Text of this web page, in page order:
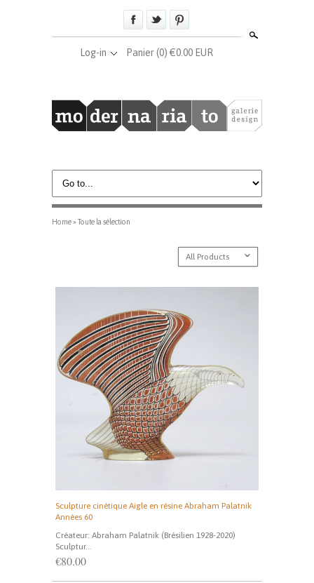
Log-in Panier(0) €0.00 EUR
Home» Toute la sélection
All Products ˇ
Sculpture cinétique Aigle en résine Abraham Palatnik
Années 60
Créateur: Abraham Palatnik (Brésilien 1928-2020)
Sculptur...
€80.00